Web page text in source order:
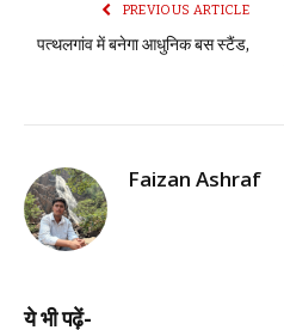
PREVIOUS ARTICLE
पत्थलगांव में बनेगा आधुनिक बस स्टैंड,
Faizan Ashraf
ये भी पढ़ें-